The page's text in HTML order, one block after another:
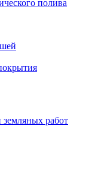
полива
земляных работ